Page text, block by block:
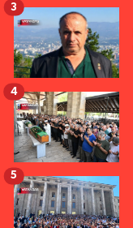
3
4
5